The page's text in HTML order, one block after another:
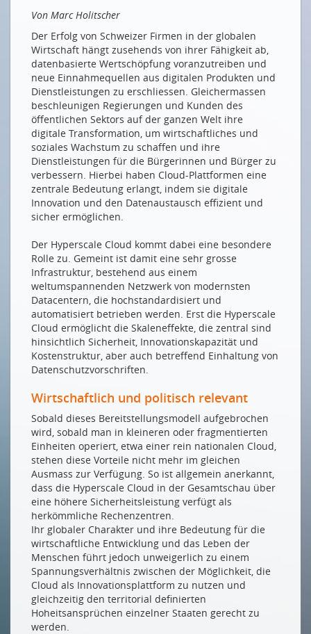
Nachhaltigkeit und erhöht operative Stabilität mit
Cloud-Technologie
Neben Regen auch Daten aus der Cloud
NEUE MITGLIEDER
EW Sirnach AG
Serv24 GmbH
Werke Wangen-Brüttisellen
Drucken
Impressum
Von Marc Holitscher
Der Erfolg von Schweizer Firmen in der globalen
Wirtschaft hängt zusehends von ihrer Fähigkeit ab,
datenbasierte Wertschöpfung voranzutreiben und
neue Einnahmequellen aus digitalen Produkten und
Dienstleistungen zu erschliessen. Gleichermassen
beschleunigen Regierungen und Kunden des
öffentlichen Sektors auf der ganzen Welt ihre
digitale Transformation, um wirtschaftliches und
soziales Wachstum zu schaffen und ihre
Dienstleistungen für die Bürgerinnen und Bürger zu
verbessern. Hierbei haben Cloud-Plattformen eine
zentrale Bedeutung erlangt, indem sie digitale
Innovation und den Datenaustausch effizient und
sicher ermöglichen.
Der Hyperscale Cloud kommt dabei eine besondere
Rolle zu. Gemeint ist damit eine sehr grosse
Infrastruktur, bestehend aus einem
weltumspannenden Netzwerk von modernsten
Datacentern, die hochstandardisiert und
automatisiert betrieben werden. Erst die Hyperscale
Cloud ermöglicht die Skaleneffekte, die zentral sind
hinsichtlich Sicherheit, Innovationskapazität und
Kostenstruktur, aber auch betreffend Einhaltung von
Datenschutzvorschriften.
Wirtschaftlich und politisch relevant
Sobald dieses Bereitstellungsmodell aufgebrochen
wird, sobald man in kleineren oder fragmentierten
Einheiten operiert, etwa einer rein nationalen Cloud,
stehen diese Vorteile nicht mehr im gleichen
Ausmass zur Verfügung. So ist allgemein anerkannt,
dass die Hyperscale Cloud in der Gesamtschau über
eine höhere Sicherheitsleistung verfügt als
herkömmliche Rechenzentren.
Ihr globaler Charakter und ihre Bedeutung für die
wirtschaftliche Entwicklung und das Leben der
Menschen führt jedoch unweigerlich zu einem
Spannungsverhältnis zwischen der Möglichkeit, die
Cloud als Innovationsplattform zu nutzen und
gleichzeitig den territorial definierten
Hoheitsansprüchen einzelner Staaten gerecht zu
werden.